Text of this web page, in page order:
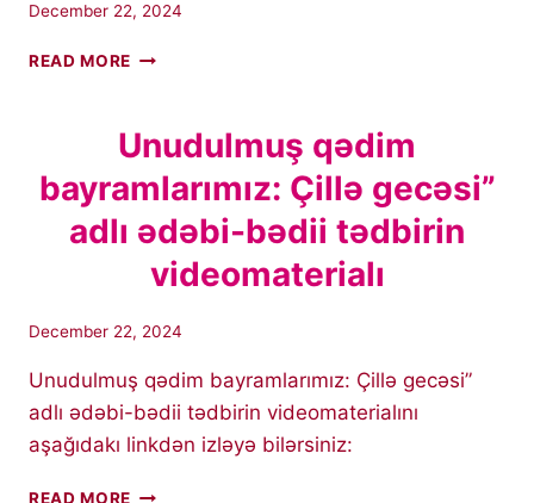
December 22, 2024
READ MORE ORTAQ
GƏLƏCƏYINƏ
DOĞRU:
ÜMUMTÜRK
MÜNASIBƏTLƏRININ
GÜCLƏNMƏSINDƏ
ƏLIFBANIN
”
TƏDBIRIN
FOTOQALEREYASI
Unudulmuş qədim
bayramlarımız: Çillə gecəsi”
adlı ədəbi-bədii tədbirin
videomaterialı
December 22, 2024
Unudulmuş qədim bayramlarımız: Çillə gecəsi”
adlı ədəbi-bədii tədbirin videomaterialını
aşağıdakı linkdən izləyə bilərsiniz:
READ MORE UNUDULMUŞ